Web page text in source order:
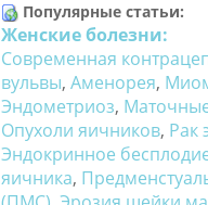
Популярные статьи:
Женские болезни:
Современная
вульвы, Аменорея,
Эндометриоз,
Опухоли яичников, Рак
Эндокринное
яичника,